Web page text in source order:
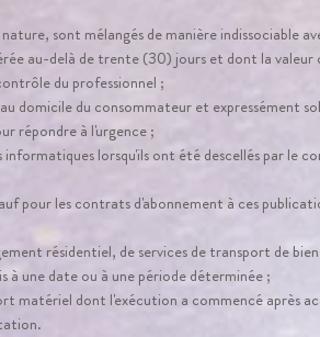
sont mélangés de manière indissociable
au-delà de trente (30) jours et dont la valeur
du professionnel ;
domicile du consommateur et expressément
répondre à l'urgence ;
lorsqu'ils ont été descellés par le
pour les contrats d'abonnement à ces
résidentiel, de services de transport de
une date ou à une période déterminée ;
matériel dont l'exécution a commencé après